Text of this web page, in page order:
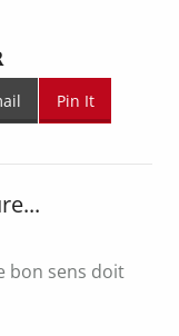
Pin It
bon sens doit